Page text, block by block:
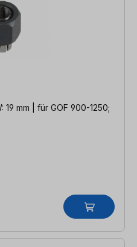
mm | für GOF 900-1250;